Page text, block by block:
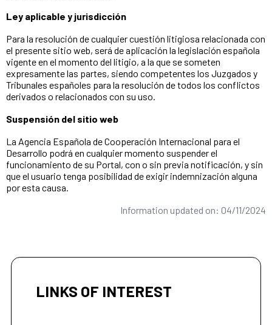
Ley aplicable y jurisdicción
Para la resolución de cualquier cuestión litigiosa relacionada con
el presente sitio web, será de aplicación la legislación española
vigente en el momento del litigio, a la que se someten
expresamente las partes, siendo competentes los Juzgados y
Tribunales españoles para la resolución de todos los conflictos
derivados o relacionados con su uso.
Suspensión del sitio web
La Agencia Española de Cooperación Internacional para el
Desarrollo podrá en cualquier momento suspender el
funcionamiento de su Portal, con o sin previa notificación, y sin
que el usuario tenga posibilidad de exigir indemnización alguna
por esta causa.
Information updated on: 04/11/2024
LINKS OF INTEREST